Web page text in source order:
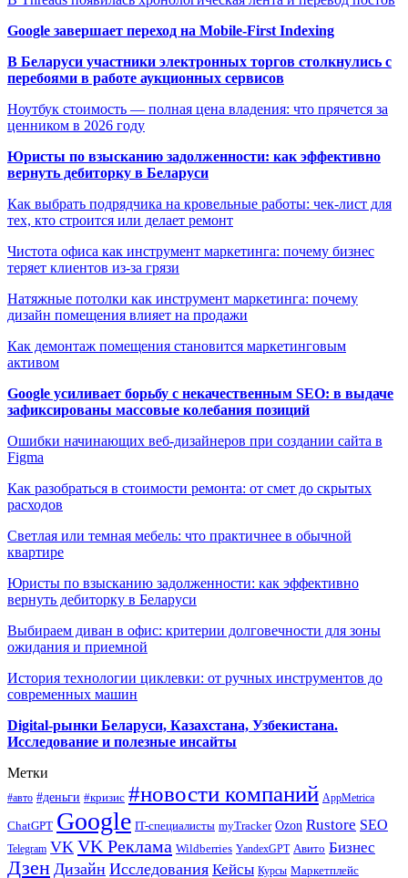
Google завершает переход на Mobile-First Indexing
В Беларуси участники электронных торгов столкнулись с
перебоями в работе аукционных сервисов
Ноутбук стоимость — полная цена владения: что прячется за
ценником в 2026 году
Юристы по взысканию задолженности: как эффективно
вернуть дебиторку в Беларуси
Как выбрать подрядчика на кровельные работы: чек-лист для
тех, кто строится или делает ремонт
Чистота офиса как инструмент маркетинга: почему бизнес
теряет клиентов из-за грязи
Натяжные потолки как инструмент маркетинга: почему
дизайн помещения влияет на продажи
Как демонтаж помещения становится маркетинговым
активом
Google усиливает борьбу с некачественным SEO: в выдаче
зафиксированы массовые колебания позиций
Ошибки начинающих веб-дизайнеров при создании сайта в
Figma
Как разобраться в стоимости ремонта: от смет до скрытых
расходов
Светлая или темная мебель: что практичнее в обычной
квартире
Юристы по взысканию задолженности: как эффективно
вернуть дебиторку в Беларуси
Выбираем диван в офис: критерии долговечности для зоны
ожидания и приемной
История технологии циклевки: от ручных инструментов до
современных машин
Digital-рынки Беларуси, Казахстана, Узбекистана.
Исследование и полезные инсайты
Метки
#авто #деньги #кризис #новости компаний AppMetrica
ChatGPT Google IT-специалисты myTracker Ozon Rustore SEO
Telegram VK VK Реклама Wildberries YandexGPT Авито Бизнес
Дзен Дизайн Исследования Кейсы Курсы Маркетплейс